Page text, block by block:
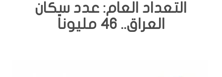
التعداد العام: عدد سكان
العراق.. 46 مليوناً